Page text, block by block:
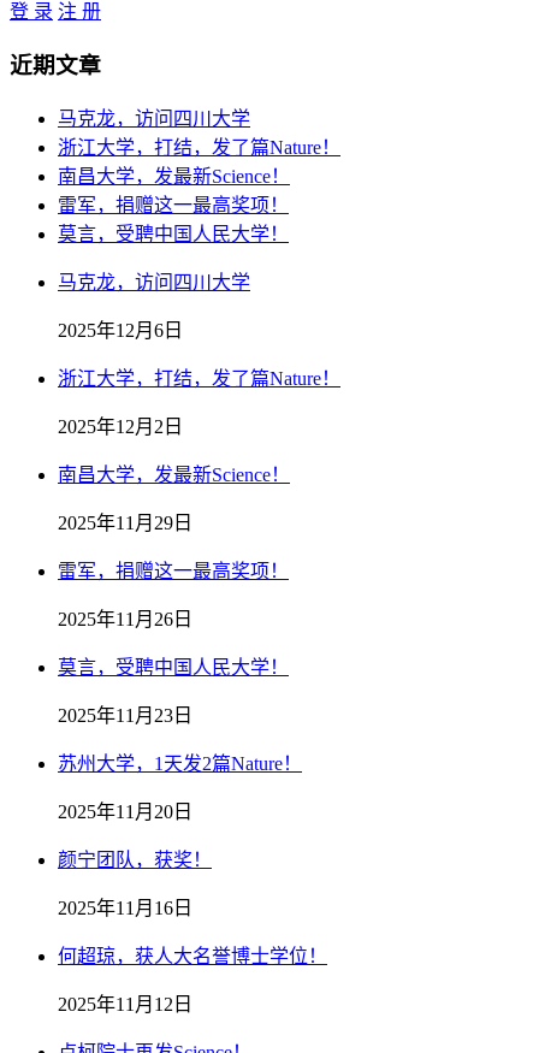
登 录 注 册
近期文章
马克龙，访问四川大学
浙江大学，打结，发了篇Nature！
南昌大学，发最新Science！
雷军，捐赠这一最高奖项！
莫言，受聘中国人民大学！
马克龙，访问四川大学
2025年12月6日
浙江大学，打结，发了篇Nature！
2025年12月2日
南昌大学，发最新Science！
2025年11月29日
雷军，捐赠这一最高奖项！
2025年11月26日
莫言，受聘中国人民大学！
2025年11月23日
苏州大学，1天发2篇Nature！
2025年11月20日
颜宁团队，获奖！
2025年11月16日
何超琼，获人大名誉博士学位！
2025年11月12日